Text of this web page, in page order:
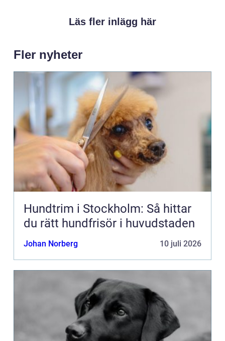
Läs fler inlägg här
Fler nyheter
Hundtrim i Stockholm: Så hittar
du rätt hundfrisör i huvudstaden
Johan Norberg 10 juli 2026